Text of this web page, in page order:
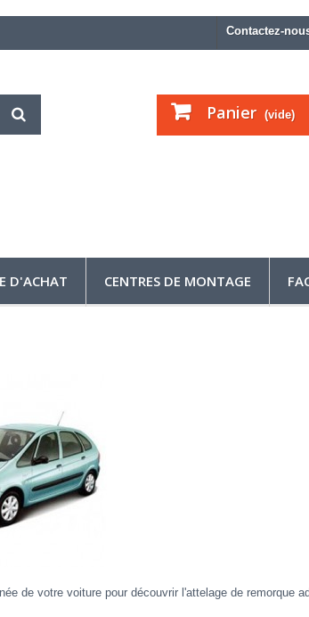
Contactez-
Panier (vide)
D'ACHAT CENTRES DE MONTAGE
de votre voiture pour découvrir l'attelage de remorque